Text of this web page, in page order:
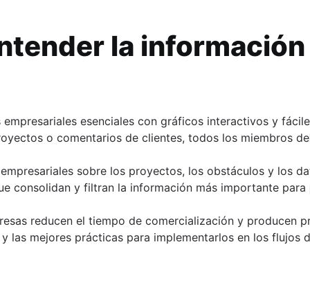
y ejemplos)
ventajas y ejemplos)
de información o SSoT (Single Source of Truth)
la
esenciales con gráficos interactivos y
o comentarios de clientes, todos los miembros
sobre los proyectos, los obstáculos y los
consolidan y filtran la información más importante
reducen el tiempo de comercialización y producen
las mejores prácticas para implementarlos en los flujos